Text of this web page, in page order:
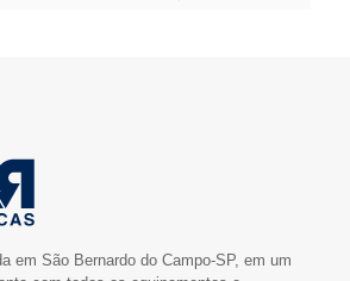
em São Bernardo do Campo-SP, em um